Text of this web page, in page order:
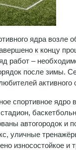
ядра возле
к концу
работ –
после зимы.
активного
спортивное ядро
автогородок и
уличные
износостойкое и